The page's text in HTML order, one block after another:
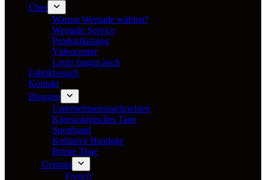
Über
Warum Wemade wählen?
Wemade Service
Produktkatalog
Videocenter
Leute fragen auch
Fabrikbesuch
Kontakt
Bloggen
Unternehmensnachrichten
Kinesiologisches Tape
Sportband
Kohäsive Bandage
Brüste Tpae
German
French